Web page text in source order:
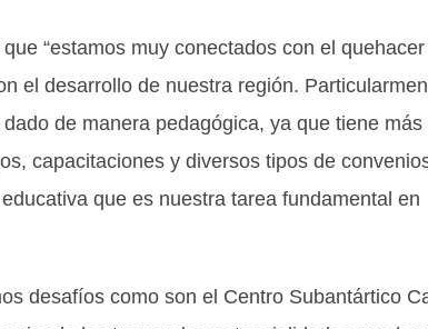
“estamos muy conectados con el
el desarrollo de nuestra región.
de manera pedagógica, ya que tiene más
capacitaciones y diversos tipos de
que es nuestra tarea fundamental en
desafíos como son el Centro Subantártico